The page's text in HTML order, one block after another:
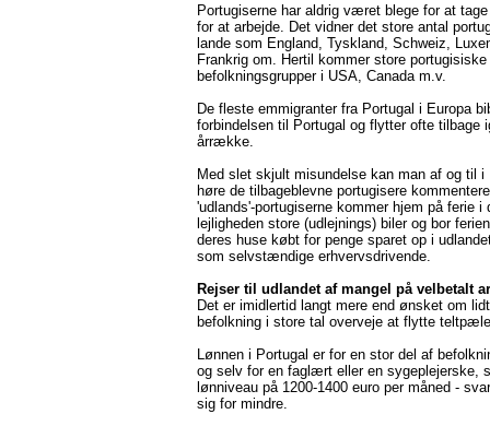
Portugiserne har aldrig været blege for at
for at arbejde. Det vidner det store antal
lande som England, Tyskland, Schweiz,
Frankrig om. Hertil kommer store portugisiske
befolkningsgrupper i USA, Canada m.v.
De fleste emmigranter fra Portugal i Europa
forbindelsen til Portugal og flytter ofte tilbage
årrække.
Med slet skjult misundelse kan man af og til i
høre de tilbageblevne portugisere
'udlands'-portugiserne kommer hjem på ferie i
lejligheden store (udlejnings) biler og bor
deres huse købt for penge sparet op i
som selvstændige erhvervsdrivende.
Rejser til udlandet af mangel på velbetalt
Det er imidlertid langt mere end ønsket om
befolkning i store tal overveje at flytte
Lønnen i Portugal er for en stor del af
og selv for en faglært eller en sygeplejerske,
lønniveau på 1200-1400 euro per måned -
sig for mindre.